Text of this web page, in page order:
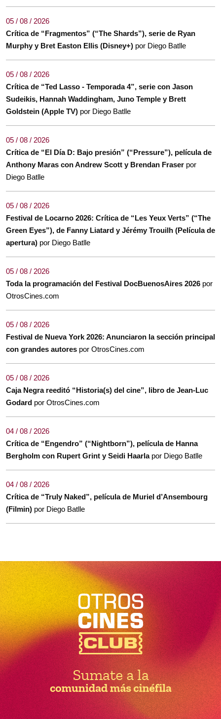
05 / 08 / 2026
Crítica de “Fragmentos” (“The Shards”), serie de Ryan
Murphy y Bret Easton Ellis (Disney+) por Diego Batlle
05 / 08 / 2026
Crítica de “Ted Lasso - Temporada 4”, serie con Jason
Sudeikis, Hannah Waddingham, Juno Temple y Brett
Goldstein (Apple TV) por Diego Batlle
05 / 08 / 2026
Crítica de “El Día D: Bajo presión” (“Pressure”), película de
Anthony Maras con Andrew Scott y Brendan Fraser por
Diego Batlle
05 / 08 / 2026
Festival de Locarno 2026: Crítica de “Les Yeux Verts” (“The
Green Eyes”), de Fanny Liatard y Jérémy Trouilh (Película de
apertura) por Diego Batlle
05 / 08 / 2026
Toda la programación del Festival DocBuenosAires 2026 por
OtrosCines.com
05 / 08 / 2026
Festival de Nueva York 2026: Anunciaron la sección principal
con grandes autores por OtrosCines.com
05 / 08 / 2026
Caja Negra reeditó “Historia(s) del cine”, libro de Jean-Luc
Godard por OtrosCines.com
04 / 08 / 2026
Crítica de “Engendro” (“Nightborn”), película de Hanna
Bergholm con Rupert Grint y Seidi Haarla por Diego Batlle
04 / 08 / 2026
Crítica de “Truly Naked”, película de Muriel d’Ansembourg
(Filmin) por Diego Batlle